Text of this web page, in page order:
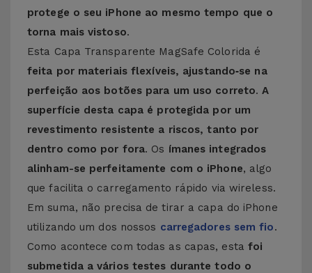
protege o seu iPhone ao mesmo tempo que o
torna mais vistoso.
Esta Capa Transparente MagSafe Colorida é
feita por materiais flexíveis, ajustando‑se na
perfeição aos botões para um uso correto.A
superfície desta capa é protegida por um
revestimento resistente a riscos, tanto por
dentro como por fora. Os ímanes integrados
alinham-se perfeitamente com o iPhone, algo
que facilita o carregamento rápido via wireless.
Em suma, não precisa de tirar a capa do iPhone
utilizando um dos nossos carregadores sem fio.
Como acontece com todas as capas, esta foi
submetida a vários testes durante todo o